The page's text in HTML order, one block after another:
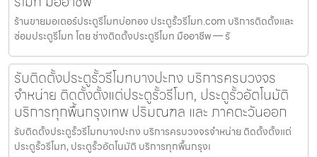
ร้านขายมอเตอร์ประตูรีโมทบ่อทอง ประตูรั้วรีโมท.com บริการติดตั้งและ
ซ่อมประตูรีโมท โดย ช่างติดตั้งประตูรีโมท มืออาชีพ — รั
รับติดตั้งประตูรั้วรีโมทบางปะกง บริการครบวงจร
จำหน่าย ติดตั้งตั้งแต่ประตูรั้วรีโมท, ประตูรั้วอัตโนมัติ
บริการทุกพื้นกรุงเทพ ปริมณฑล และ ภาคตะวันออก
รับติดตั้งประตูรั้วรีโมทบางปะกง บริการครบวงจรจำหน่าย ติดตั้งตั้งแต่
ประตูรั้วรีโมท, ประตูรั้วอัตโนมัติ บริการทุกพื้นกรุงเ